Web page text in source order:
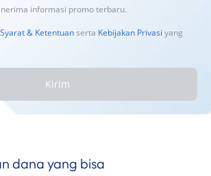
informasi promo terbaru.
Syarat & Ketentuanserta Kebijakan Privasi yang
Kirim
dana yang bisa